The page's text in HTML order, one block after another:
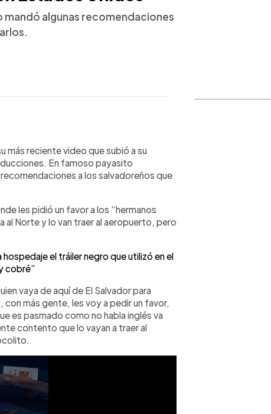
algunas recomendaciones
más reciente video que subió a su
En famoso payasito
a los salvadoreños que
les pidió un favor a los “hermanos
al Norte y lo van traer al aeropuerto, pero
hospedaje el tráiler negro que utilizó en el
cobré”
vaya de aquí de El Salvador para
más gente, les voy a pedir un favor,
es pasmado como no habla inglés va
contento que lo vayan a traer al